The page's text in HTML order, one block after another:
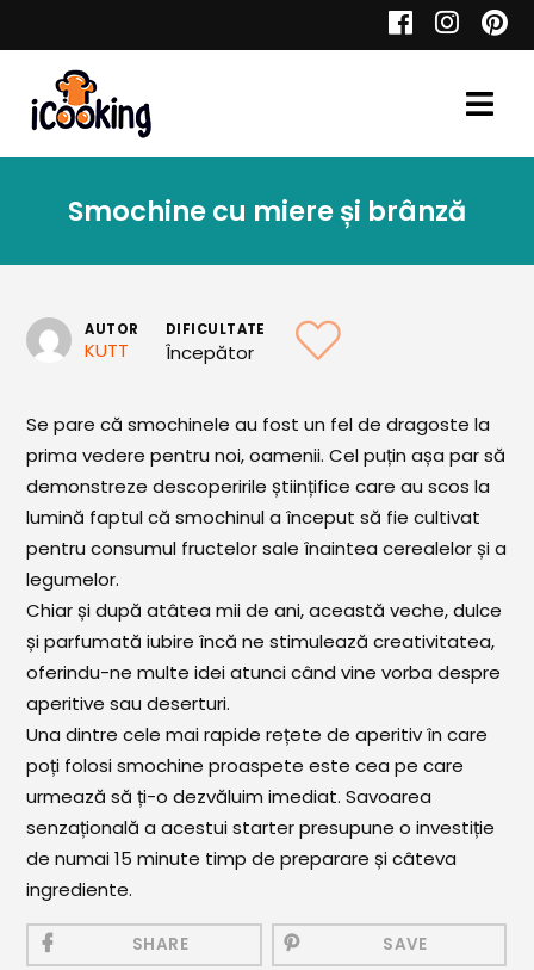
Retete
Toate Reţetele
Aperitive
Aperitive Calde
Aperitive Reci
Mezeluri
Ronțăieli
Băuturi
Băuturi calde
Băuturi reci
Cocktail-uri
Smoothies
Ceva Dulce
Biscuiți, Bomboane și
Fursecuri
Smochine cu miere și brânză
AUTOR
KUTT
DIFICULTATE
Începător
Se pare că smochinele au fost un fel de dragoste la
prima vedere pentru noi, oamenii. Cel puțin așa par să
demonstreze descoperirile științifice care au scos la
lumină faptul că smochinul a început să fie cultivat
pentru consumul fructelor sale înaintea cerealelor și a
legumelor.
Chiar și după atâtea mii de ani, această veche, dulce
și parfumată iubire încă ne stimulează creativitatea,
oferindu-ne multe idei atunci când vine vorba despre
aperitive sau deserturi.
Una dintre cele mai rapide rețete de aperitiv în care
poți folosi smochine proaspete este cea pe care
urmează să ți-o dezvăluim imediat. Savoarea
senzațională a acestui starter presupune o investiție
de numai 15 minute timp de preparare și câteva
ingrediente.
SHARE SAVE